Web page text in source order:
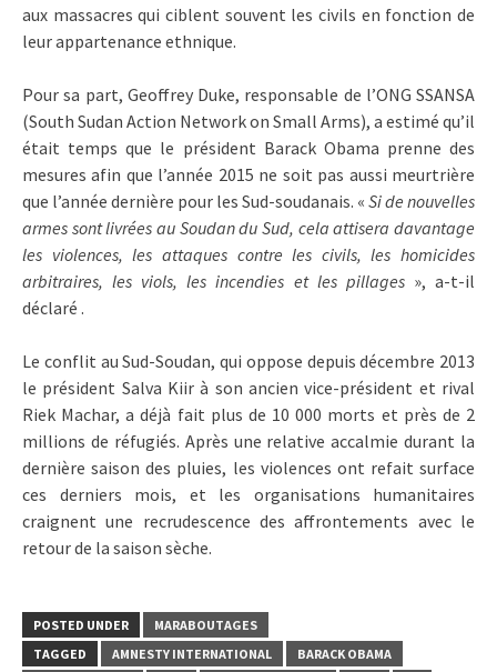
aux massacres qui ciblent souvent les civils en fonction de
leur appartenance ethnique.
Pour sa part, Geoffrey Duke, responsable de l’ONG SSANSA
(South Sudan Action Network on Small Arms), a estimé qu’il
était temps que le président Barack Obama prenne des
mesures afin que l’année 2015 ne soit pas aussi meurtrière
que l’année dernière pour les Sud-soudanais. « Si de nouvelles
armes sont livrées au Soudan du Sud, cela attisera davantage
les violences, les attaques contre les civils, les homicides
arbitraires, les viols, les incendies et les pillages», a-t-il
déclaré .
Le conflit au Sud-Soudan, qui oppose depuis décembre 2013
le président Salva Kiir à son ancien vice-président et rival
Riek Machar, a déjà fait plus de 10 000 morts et près de 2
millions de réfugiés. Après une relative accalmie durant la
dernière saison des pluies, les violences ont refait surface
ces derniers mois, et les organisations humanitaires
craignent une recrudescence des affrontements avec le
retour de la saison sèche.
POSTED UNDER
MARABOUTAGES
TAGGED
AMNESTY INTERNATIONAL
BARACK OBAMA